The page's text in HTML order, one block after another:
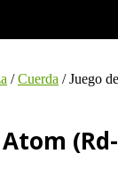
/Cuerda / Juego